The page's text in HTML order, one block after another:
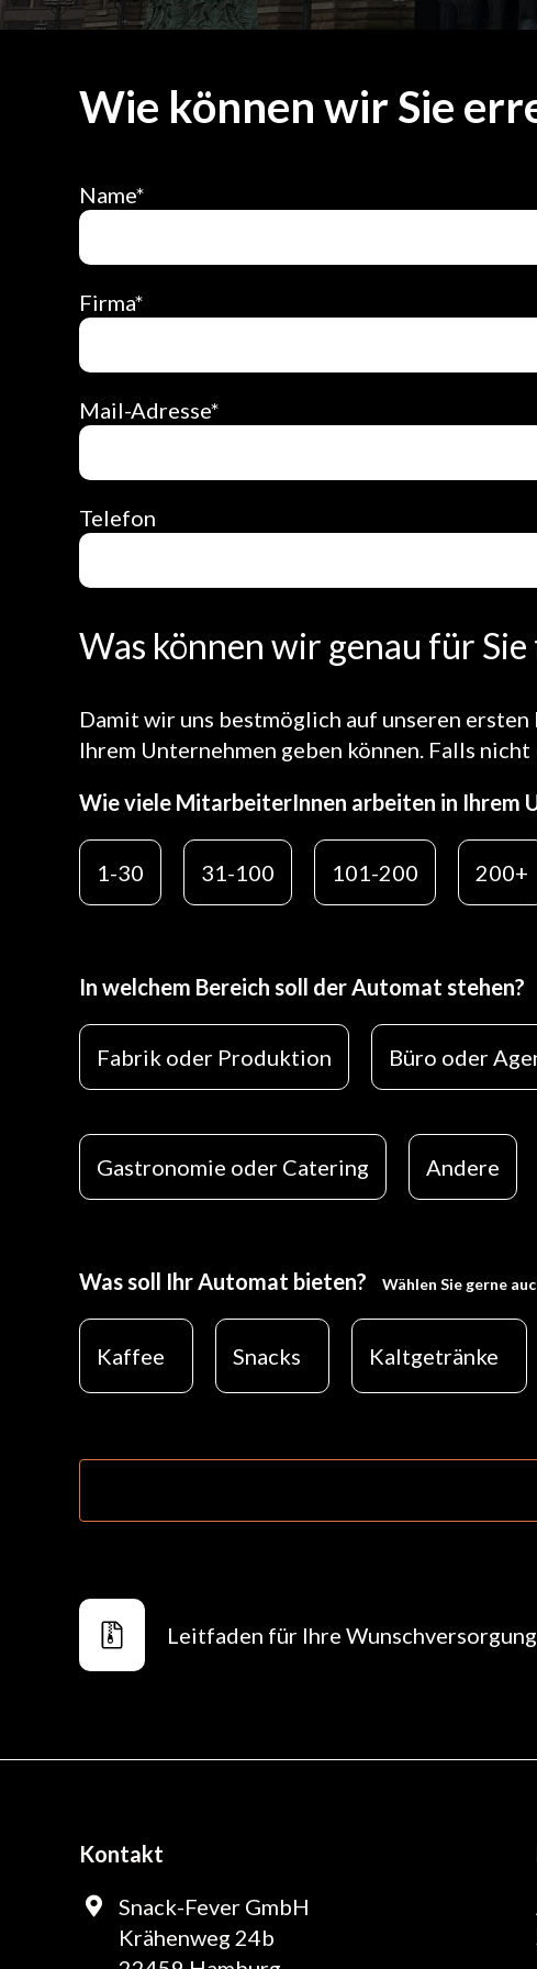
Wie können wir Sie
Name*
Firma*
Mail-Adresse*
Telefon
Was können wir genau für Sie
Damit wir uns bestmöglich auf unseren
Ihrem Unternehmen geben können. Falls
Wie viele MitarbeiterInnen arbeiten in Ihrem
1-30 31-100 101-200 200+
In welchem Bereich soll der Automat stehen?
Fabrik oder Produktion Büro oder
Gastronomie oder Catering Andere
Was soll Ihr Automat bieten? Wählen Sie gerne
Kaffee Snacks Kaltgetränke
Leitfaden für Ihre Wunschversorgung
Kontakt
Snack-Fever GmbH
Krähenweg 24b